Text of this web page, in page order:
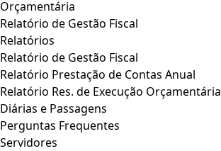
Orçamentária
Relatório de Gestão Fiscal
Relatórios
Relatório de Gestão Fiscal
Relatório Prestação de Contas Anual
Relatório Res. de Execução Orçamentária
Diárias e Passagens
Perguntas Frequentes
Servidores